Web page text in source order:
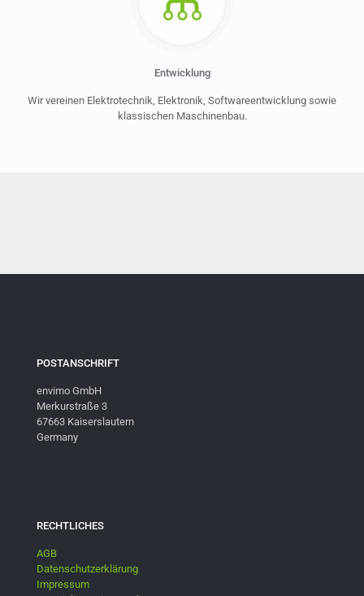
Entwicklung
Wir vereinen Elektrotechnik, Elektronik, Softwareentwicklung sowie
klassischen Maschinenbau.
POSTANSCHRIFT
envimo GmbH
Merkurstraße 3
67663 Kaiserslautern
Germany
RECHTLICHES
AGB
Datenschutzerklärung
Impressum